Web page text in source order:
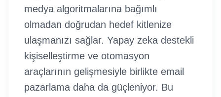
medya algoritmalarına bağımlı
olmadan doğrudan hedef kitlenize
ulaşmanızı sağlar. Yapay zeka destekli
kişiselleştirme ve otomasyon
araçlarının gelişmesiyle birlikte email
pazarlama daha da güçleniyor. Bu